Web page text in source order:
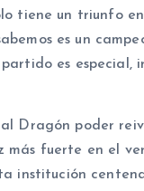
tiene un triunfo
es un
es especial,
Dragón poder
más fuerte en el
institución